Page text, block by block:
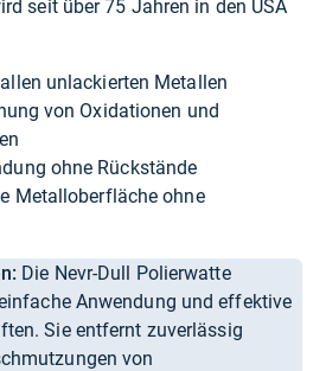
seit über 75 Jahren in den USA
unlackierten Metallen
von Oxidationen und
ohne Rückstände
Metalloberfläche ohne
Die Nevr-Dull Polierwatte
Anwendung und effektive
Sie entfernt zuverlässig
von